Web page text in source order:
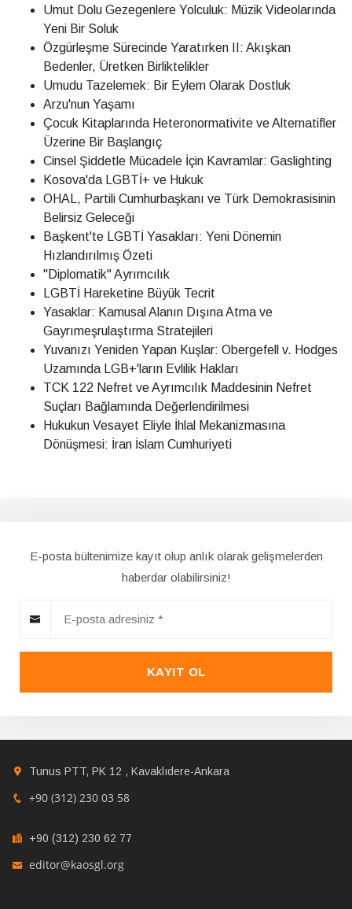
Umut Dolu Gezegenlere Yolculuk: Müzik Videolarında
Yeni Bir Soluk
Özgürleşme Sürecinde Yaratırken II: Akışkan
Bedenler, Üretken Birliktelikler
Umudu Tazelemek: Bir Eylem Olarak Dostluk
Arzu'nun Yaşamı
Çocuk Kitaplarında Heteronormativite ve Alternatifler
Üzerine Bir Başlangıç
Cinsel Şiddetle Mücadele İçin Kavramlar: Gaslighting
Kosova'da LGBTİ+ ve Hukuk
OHAL, Partili Cumhurbaşkanı ve Türk Demokrasisinin
Belirsiz Geleceği
Başkent'te LGBTİ Yasakları: Yeni Dönemin
Hızlandırılmış Özeti
"Diplomatik" Ayrımcılık
LGBTİ Hareketine Büyük Tecrit
Yasaklar: Kamusal Alanın Dışına Atma ve
Gayrımeşrulaştırma Stratejileri
Yuvanızı Yeniden Yapan Kuşlar: Obergefell v. Hodges
Uzamında LGB+'ların Evlilik Hakları
TCK 122 Nefret ve Ayrımcılık Maddesinin Nefret
Suçları Bağlamında Değerlendirilmesi
Hukukun Vesayet Eliyle İhlal Mekanizmasına
Dönüşmesi: İran İslam Cumhuriyeti
E-posta bültenimize kayıt olup anlık olarak gelişmelerden
haberdar olabilirsiniz!
KAYIT OL
Tunus PTT, PK 12 , Kavaklıdere-Ankara
+90 (312) 230 03 58
+90 (312) 230 62 77
editor@kaosgl.org